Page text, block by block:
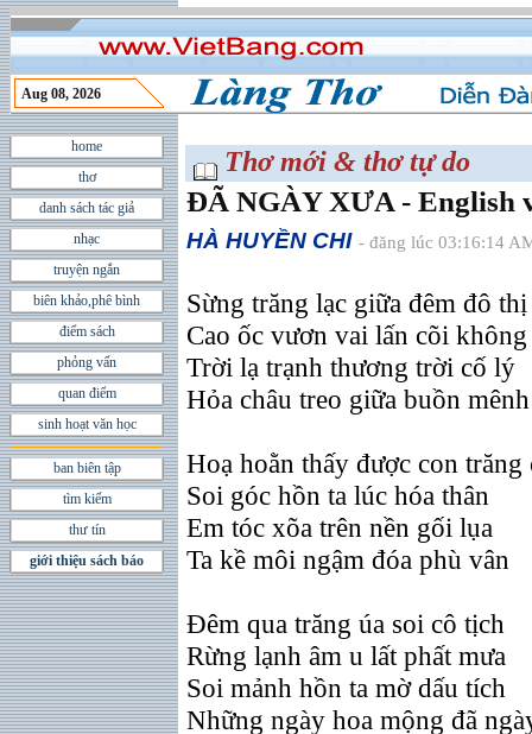
Aug 08, 2026
home
thơ
danh sách tác giả
nhạc
truyện ngắn
biên khảo,phê bình
điểm sách
phỏng vấn
quan điểm
sinh hoạt văn học
ban biên tập
tìm kiếm
thư tín
giới thiệu sách báo
Thơ mới & thơ tự do
ÐÃ NGÀY XƯA - English
HÀ HUYỀN CHI - đăng lúc 03:16:14
Sừng trăng lạc giữa đêm đô thị
Cao ốc vươn vai lấn cõi không
Trời lạ trạnh thương trời cố lý
Hỏa châu treo giữa buồn
Hoạ hoằn thấy được con trăng
Soi góc hồn ta lúc hóa thân
Em tóc xõa trên nền gối lụa
Ta kề môi ngậm đóa phù vân
Ðêm qua trăng úa soi cô tịch
Rừng lạnh âm u lất phất mưa
Soi mảnh hồn ta mờ dấu tích
Những ngày hoa mộng đã